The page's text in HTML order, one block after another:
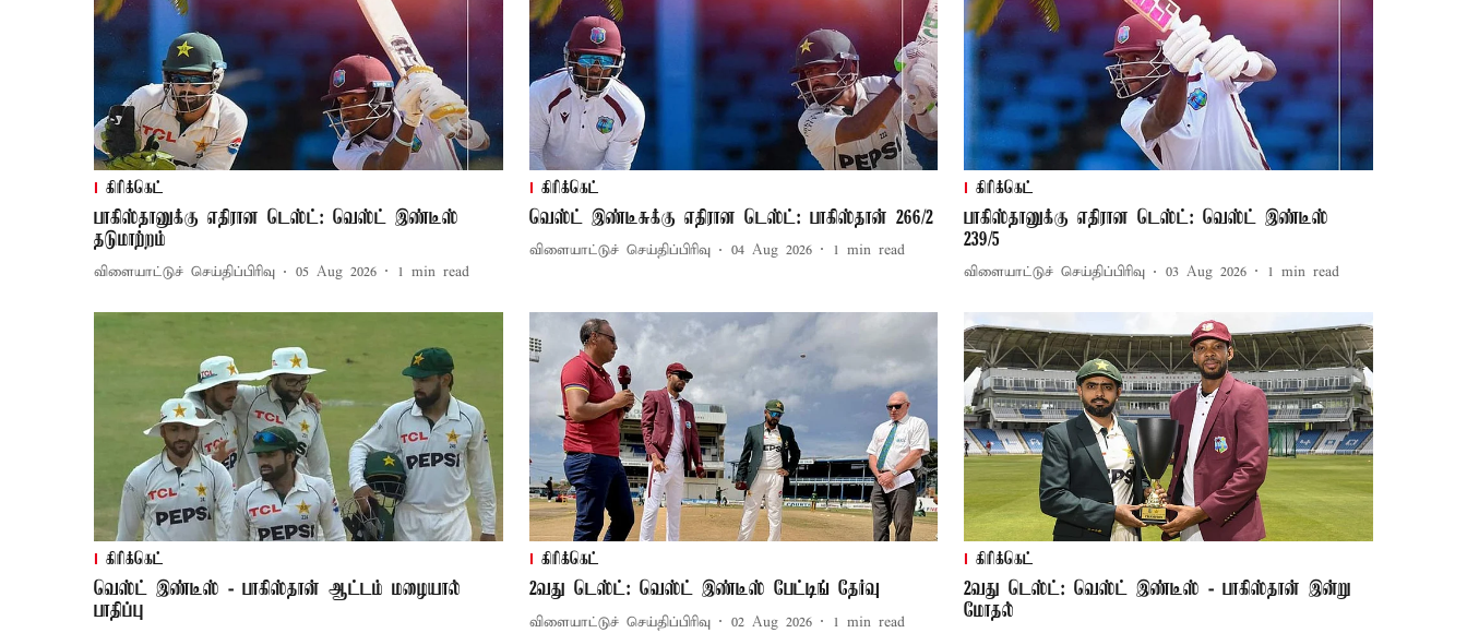
கிரிக்கெட்
பாகிஸ்தானுக்கு எதிரான டெஸ்ட்: வெஸ்ட் இண்டீஸ்
தடுமாற்றம்
விளையாட்டுச் செய்திப்பிரிவு 05 Aug 2026 1 min read
கிரிக்கெட்
வெஸ்ட் இண்டீசுக்கு எதிரான டெஸ்ட்: பாகிஸ்தான் 266/2
விளையாட்டுச் செய்திப்பிரிவு 04 Aug 2026 1 min read
கிரிக்கெட்
பாகிஸ்தானுக்கு எதிரான டெஸ்ட்: வெஸ்ட் இண்டீஸ்
239/5
விளையாட்டுச் செய்திப்பிரிவு 03 Aug 2026 1 min read
கிரிக்கெட்
வெஸ்ட் இண்டீஸ் - பாகிஸ்தான் ஆட்டம் மழையால்
பாதிப்பு
கிரிக்கெட்
2வது டெஸ்ட்: வெஸ்ட் இண்டீஸ் பேட்டிங் தேர்வு
விளையாட்டுச் செய்திப்பிரிவு 02 Aug 2026 1 min read
கிரிக்கெட்
2வது டெஸ்ட்: வெஸ்ட் இண்டீஸ் - பாகிஸ்தான் இன்று
மோதல்